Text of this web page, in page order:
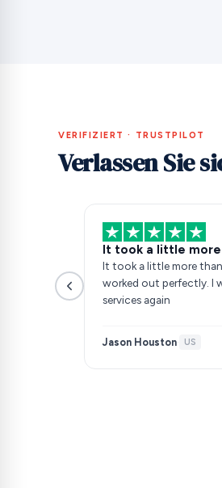
VERIFIZIERT · TRUSTPILOT
Verlassen Sie
It took a little
It took a little more
worked out perfectly. I will definitely use there
services again
Jason Houston· US